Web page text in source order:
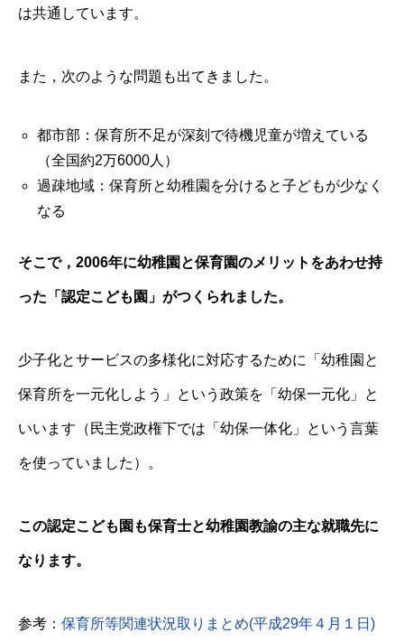
は共通しています。
また，次のような問題も出てきました。
都市部：保育所不足が深刻で待機児童が増えている
（全国約2万6000人）
過疎地域：保育所と幼稚園を分けると子どもが少なく
なる
そこで，2006年に幼稚園と保育園のメリットをあわせ持
った「認定こども園」がつくられました。
少子化とサービスの多様化に対応するために「幼稚園と
保育所を一元化しよう」という政策を「幼保一元化」と
いいます（民主党政権下では「幼保一体化」という言葉
を使っていました）。
この認定こども園も保育士と幼稚園教諭の主な就職先に
なります。
参考： 保育所等関連状況取りまとめ(平成29年４月１日)